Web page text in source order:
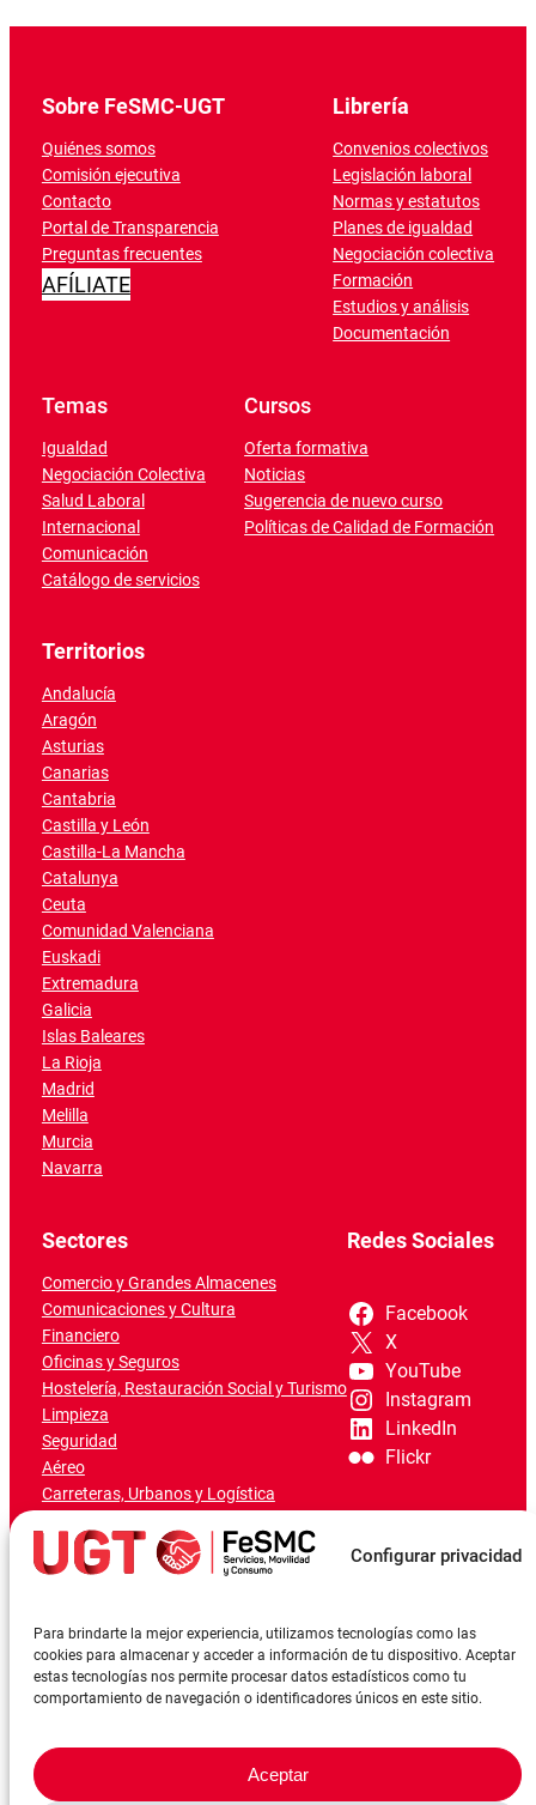
Configurar privacidad
Para brindarte la mejor experiencia, utilizamos tecnologías como las
cookies para almacenar y acceder a información de tu dispositivo. Aceptar
estas tecnologías nos permite procesar datos estadísticos como tu
comportamiento de navegación o identificadores únicos en este sitio.
Aceptar
Sobre FeSMC-UGT
Quiénes somos
Comisión ejecutiva
Contacto
Portal de Transparencia
Preguntas frecuentes
AFÍLIATE
Librería
Convenios colectivos
Legislación laboral
Normas y estatutos
Planes de igualdad
Negociación colectiva
Formación
Estudios y análisis
Documentación
Temas
Igualdad
Negociación Colectiva
Salud Laboral
Internacional
Comunicación
Catálogo de servicios
Cursos
Oferta formativa
Noticias
Sugerencia de nuevo curso
Políticas de Calidad de Formación
Territorios
Andalucía
Aragón
Asturias
Canarias
Cantabria
Castilla y León
Castilla-La Mancha
Catalunya
Ceuta
Comunidad Valenciana
Euskadi
Extremadura
Galicia
Islas Baleares
La Rioja
Madrid
Melilla
Murcia
Navarra
Sectores
Comercio y Grandes Almacenes
Comunicaciones y Cultura
Financiero
Oficinas y Seguros
Hostelería, Restauración Social y Turismo
Limpieza
Seguridad
Aéreo
Carreteras, Urbanos y Logística
Marítimo-Portuario
Redes Sociales
Facebook
X
YouTube
Instagram
LinkedIn
Flickr